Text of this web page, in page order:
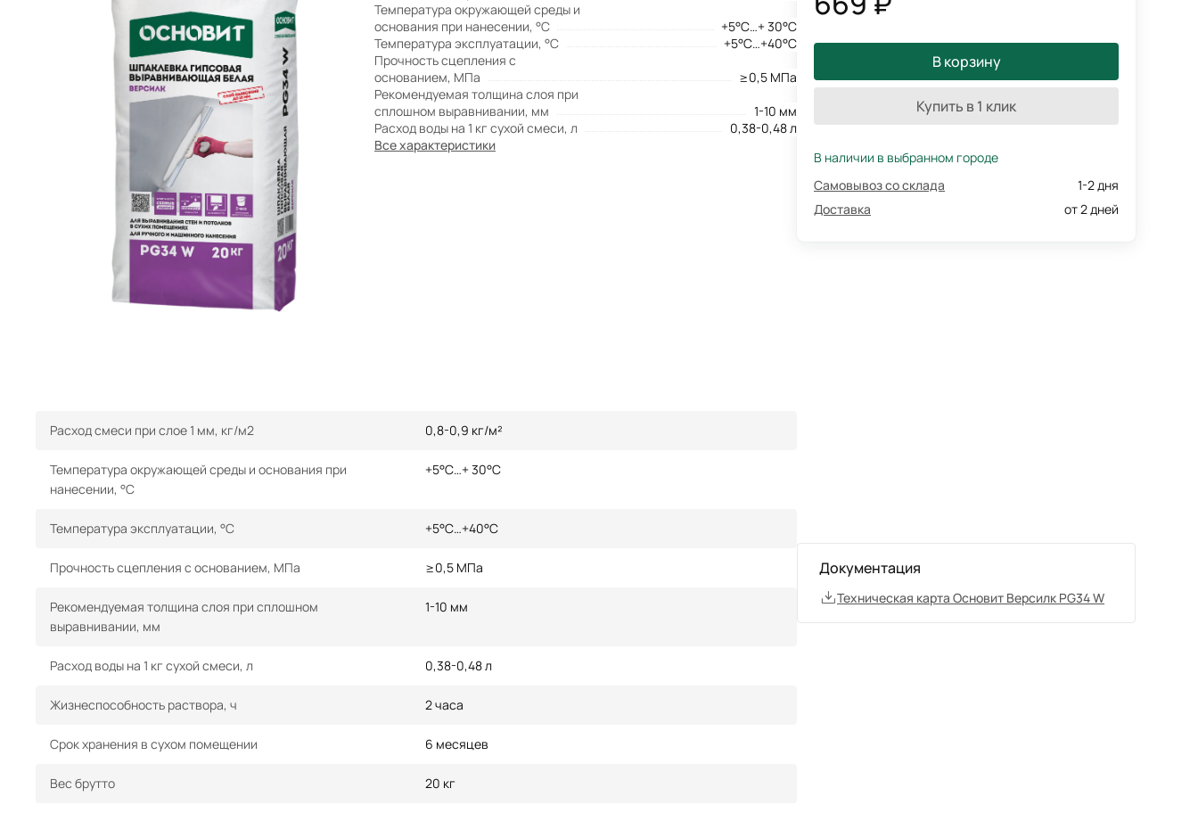
БрендыТемпература окружающей среды и
основания при нанесении, °С
+5°С…+ 30°С
Температура эксплуатации, °С
+5°С…+40°С
Прочность сцепления с
основанием, МПа
≥0,5 МПа
Рекомендуемая толщина слоя при
сплошном выравнивании, мм
1-10 мм
Расход воды на 1 кг сухой смеси, л
0,38-0,48 л
Все характеристики
В корзину
Купить в 1 клик
В наличии в выбранном городе
Самовывоз со склада
1-2 дня
Доставка
от 2 дней
Расход смеси при слое 1 мм, кг/м2 0,8-0,9 кг/м²
Температура окружающей среды и основания при
нанесении, °С
+5°С…+ 30°С
Температура эксплуатации, °С +5°С…+40°С
Прочность сцепления с основанием, МПа ≥0,5 МПа
Рекомендуемая толщина слоя при сплошном
выравнивании, мм
1-10 мм
Расход воды на 1 кг сухой смеси, л 0,38-0,48 л
Жизнеспособность раствора, ч 2 часа
Срок хранения в сухом помещении 6 месяцев
Вес брутто 20 кг
Документация
Техническая карта Основит Версилк PG34 W